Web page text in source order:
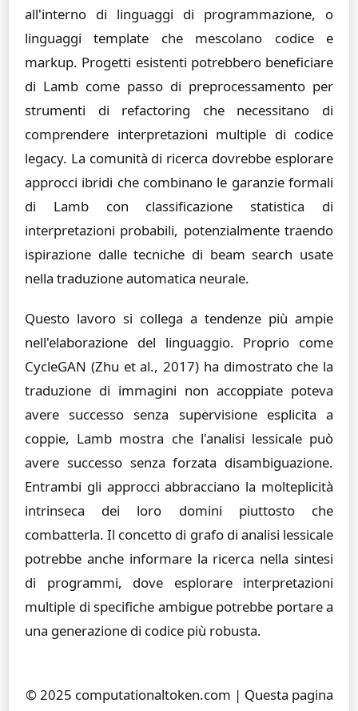
all'interno di linguaggi di programmazione, o
linguaggi template che mescolano codice e
markup. Progetti esistenti potrebbero beneficiare
di Lamb come passo di preprocessamento per
strumenti di refactoring che necessitano di
comprendere interpretazioni multiple di codice
legacy. La comunità di ricerca dovrebbe esplorare
approcci ibridi che combinano le garanzie formali
di Lamb con classificazione statistica di
interpretazioni probabili, potenzialmente traendo
ispirazione dalle tecniche di beam search usate
nella traduzione automatica neurale.
Questo lavoro si collega a tendenze più ampie
nell'elaborazione del linguaggio. Proprio come
CycleGAN (Zhu et al., 2017) ha dimostrato che la
traduzione di immagini non accoppiate poteva
avere successo senza supervisione esplicita a
coppie, Lamb mostra che l'analisi lessicale può
avere successo senza forzata disambiguazione.
Entrambi gli approcci abbracciano la molteplicità
intrinseca dei loro domini piuttosto che
combatterla. Il concetto di grafo di analisi lessicale
potrebbe anche informare la ricerca nella sintesi
di programmi, dove esplorare interpretazioni
multiple di specifiche ambigue potrebbe portare a
una generazione di codice più robusta.
© 2025 computationaltoken.com | Questa pagina